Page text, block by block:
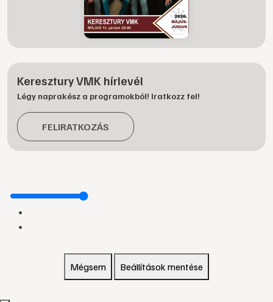
Keresztury VMK hírlevél
Légy naprakész a programokból! Iratkozz fel!
FELIRATKOZÁS
Mégsem Beállítások mentése